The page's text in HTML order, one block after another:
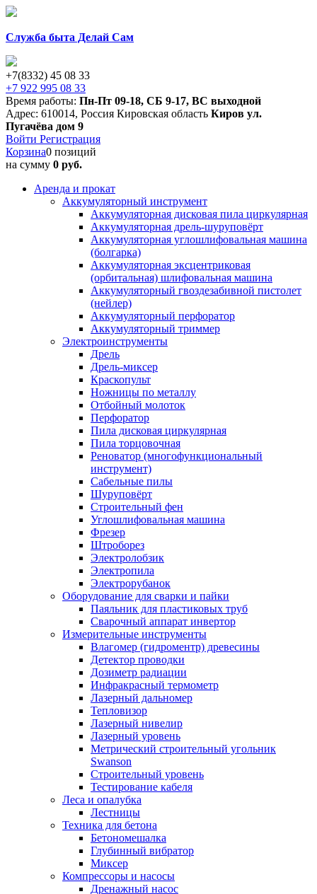
Служба быта Делай Сам
+7(8332) 45 08 33
+7 922 995 08 33
Время работы: Пн-Пт 09-18, СБ 9-17, ВС выходной
Адрес: 610014, Россия Кировская область Киров ул.
Пугачёва дом 9
Войти Регистрация
Корзина0 позиций
на сумму 0 руб.
Аренда и прокат
Аккумуляторный инструмент
Аккумуляторная дисковая пила циркулярная
Аккумуляторная дрель-шуруповёрт
Аккумуляторная углошлифовальная машина
(болгарка)
Аккумуляторная эксцентриковая
(орбитальная) шлифовальная машина
Аккумуляторный гвоздезабивной пистолет
(нейлер)
Аккумуляторный перфоратор
Аккумуляторный триммер
Электроинструменты
Дрель
Дрель-миксер
Краскопульт
Ножницы по металлу
Отбойный молоток
Перфоратор
Пила дисковая циркулярная
Пила торцовочная
Реноватор (многофункциональный
инструмент)
Сабельные пилы
Шуруповёрт
Строительный фен
Углошлифовальная машина
Фрезер
Штроборез
Электролобзик
Электропила
Электрорубанок
Оборудование для сварки и пайки
Паяльник для пластиковых труб
Сварочный аппарат инвертор
Измерительные инструменты
Влагомер (гидроментр) древесины
Детектор проводки
Дозиметр радиации
Инфракрасный термометр
Лазерный дальномер
Тепловизор
Лазерный нивелир
Лазерный уровень
Метрический строительный угольник
Swanson
Строительный уровень
Тестирование кабеля
Леса и опалубка
Лестницы
Техника для бетона
Бетономешалка
Глубинный вибратор
Миксер
Компрессоры и насосы
Дренажный насос